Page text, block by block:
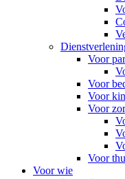
Voor
Voor
Voor
Voor
Voor
Voor wie